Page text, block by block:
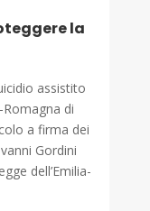
la
assistito
Romagna di
a firma dei
Gordini
dell’Emilia-